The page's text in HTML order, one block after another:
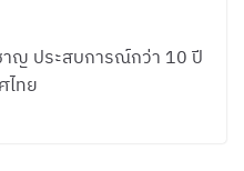
าญ ประสบการณ์กว่า 10 ปี
ไทย